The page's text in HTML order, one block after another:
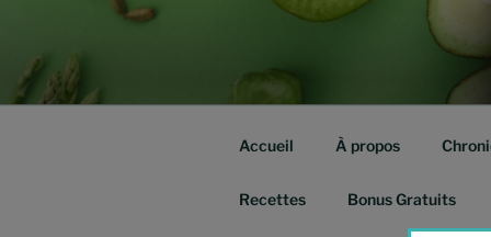
contenu
principal
QUITTE
Isabelle agassis –
Accueil À propos
Recettes Bonus Gratuits